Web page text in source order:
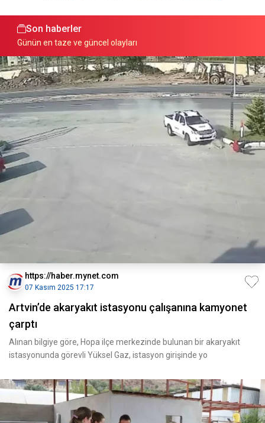
Son haberler
Günün en taze ve güncel olayları
https://haber.mynet.com
07 Kasım 2025 17:17
Artvin’de akaryakıt istasyonu çalışanına kamyonet
çarptı
Alınan bilgiye göre, Hopa ilçe merkezinde bulunan bir akaryakıt
istasyonunda görevli Yüksel Gaz, istasyon girişinde yo